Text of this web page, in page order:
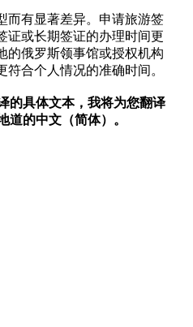
而有显著差异。申请旅游签
证或长期签证的办理时间更
的俄罗斯领事馆或授权机构
合个人情况的准确时间。
的具体文本，我将为您翻译
道的中文（简体）。